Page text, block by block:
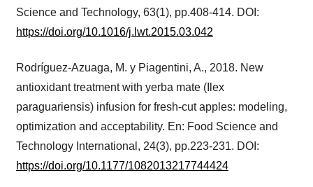
Science and Technology, 63(1), pp.408-414. DOI:
https://doi.org/10.1016/j.lwt.2015.03.042
Rodríguez-Azuaga, M. y Piagentini, A., 2018. New
antioxidant treatment with yerba mate (Ilex
paraguariensis) infusion for fresh-cut apples: modeling,
optimization and acceptability. En: Food Science and
Technology International, 24(3), pp.223-231. DOI:
https://doi.org/10.1177/1082013217744424